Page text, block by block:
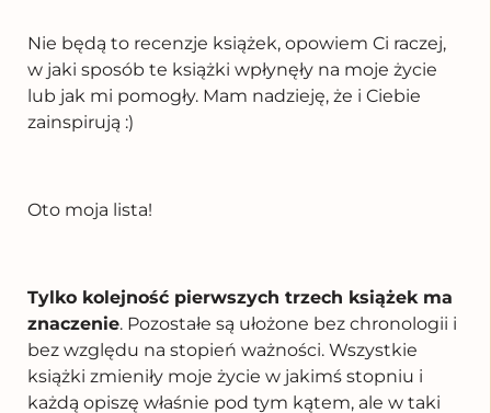
Nie będą to recenzje książek, opowiem Ci raczej,
w jaki sposób te książki wpłynęły na moje życie
lub jak mi pomogły. Mam nadzieję, że i Ciebie
zainspirują :)
Oto moja lista!
Tylko kolejność pierwszych trzech książek ma
znaczenie. Pozostałe są ułożone bez chronologii i
bez względu na stopień ważności. Wszystkie
książki zmieniły moje życie w jakimś stopniu i
każdą opiszę właśnie pod tym kątem, ale w taki